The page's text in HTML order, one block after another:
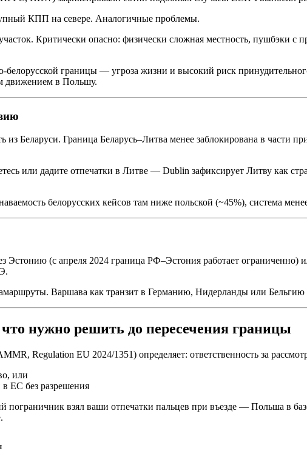
КПП на севере. Аналогичные проблемы.
Критически опасно: физически сложная местность, пушбэки
белорусской границы — угроза жизни и высокий риск
движением в Польшу.
Беларуси. Граница Беларусь–Литва менее заблокирована в части
или дадите отпечатки в Литве — Dublin зафиксирует Литву как
белорусских кейсов там ниже польской (~45%), система
Эстонию (с апреля 2024 граница РФ–Эстония работает
Варшава как транзит в Германию, Нидерланды или Бельгию
нужно решить до пересечения границы
Regulation EU 2024/1351) определяет: ответственность за
или
ЕС без разрешения
пограничник взял ваши отпечатки пальцев при въезде — Польша в